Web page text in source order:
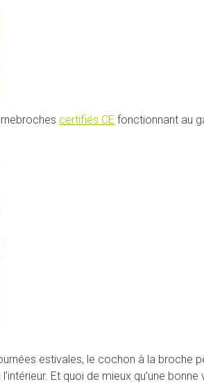
certifiés CE fonctionnant au
estivales, le cochon à la broche
Et quoi de mieux qu’une